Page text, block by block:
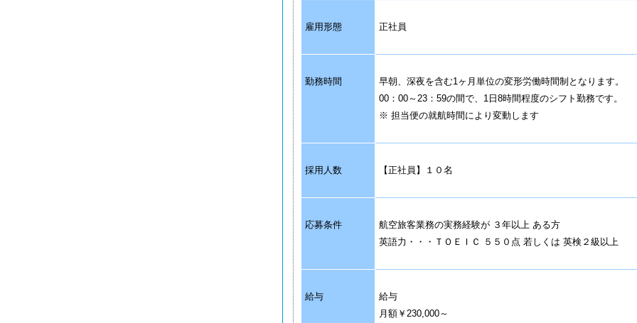
雇用形態 正社員
勤務時間
早朝、深夜を含む1ヶ月単位の変形労働時間制となります。
00：00～23：59の間で、1日8時間程度のシフト勤務です。
※ 担当便の就航時間により変動します
採用人数 【正社員】１０名
応募条件
航空旅客業務の実務経験が ３年以上 ある方
英語力・・・ＴＯＥＩＣ ５５０点 若しくは 英検２級以上
給与
給与
月額￥230,000～